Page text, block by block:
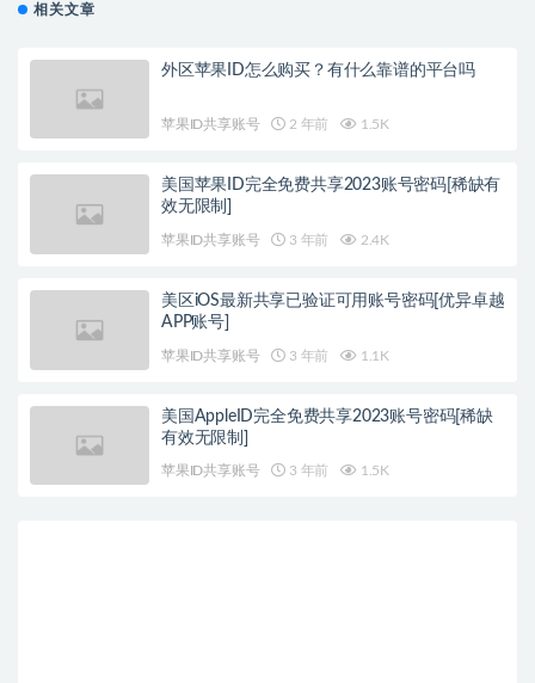
相关文章
外区苹果ID怎么购买？有什么靠谱的平台吗
苹果ID共享账号 2 年前 1.5K
美国苹果ID完全免费共享2023账号密码[稀缺有
效无限制]
苹果ID共享账号 3 年前 2.4K
美区iOS最新共享已验证可用账号密码[优异卓越
APP账号]
苹果ID共享账号 3 年前 1.1K
美国AppleID完全免费共享2023账号密码[稀缺
有效无限制]
苹果ID共享账号 3 年前 1.5K